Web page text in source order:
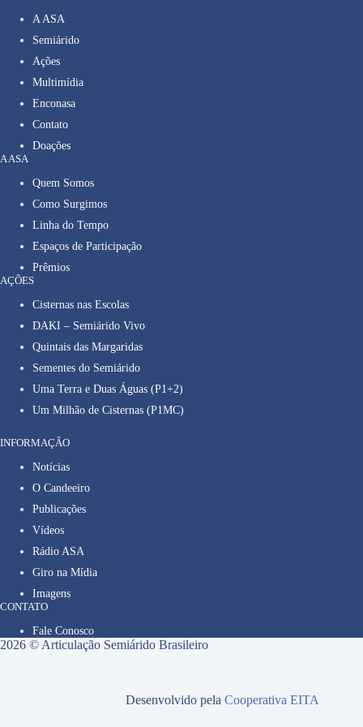
A ASA
Semiárido
Ações
Multimídia
Enconasa
Contato
Doações
A ASA
Quem Somos
Como Surgimos
Linha do Tempo
Espaços de Participação
Prêmios
AÇÕES
Cisternas nas Escolas
DAKI – Semiárido Vivo
Quintais das Margaridas
Sementes do Semiárido
Uma Terra e Duas Águas (P1+2)
Um Milhão de Cisternas (P1MC)
INFORMAÇÃO
Notícias
O Candeeiro
Publicações
Vídeos
Rádio ASA
Giro na Mídia
Imagens
CONTATO
Fale Conosco
2026 © Articulação Semiárido Brasileiro
Desenvolvido pelaCooperativa EITA